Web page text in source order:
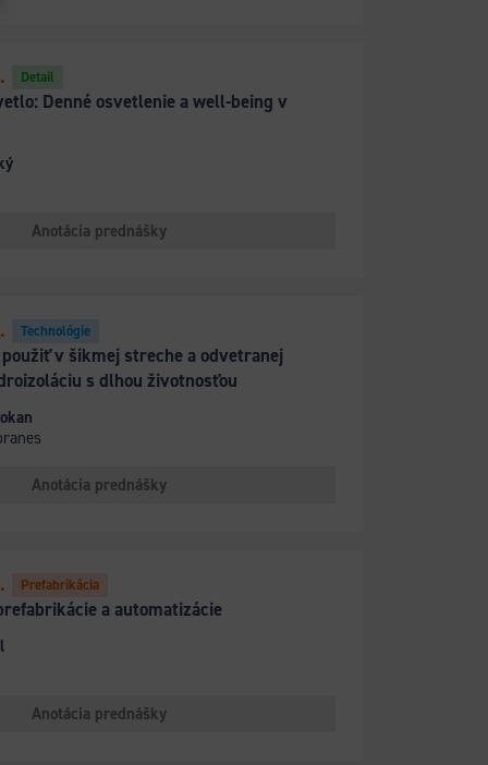
Detail
Denné osvetlenie a well-being v
Anotácia prednášky
Technológie
v šikmej streche a odvetranej
s dlhou životnosťou
Anotácia prednášky
Prefabrikácia
a automatizácie
Anotácia prednášky